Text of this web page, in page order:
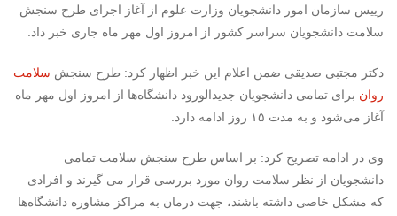
رییس سازمان امور دانشجویان وزارت علوم از آغاز اجرای طرح سنجش
سلامت دانشجویان سراسر کشور از امروز اول مهر ماه جاری خبر داد.
دکتر مجتبی صدیقی ضمن اعلام این خبر اظهار کرد: طرح سنجش سلامت
روان برای تمامی دانشجویان جدیدالورود دانشگاه‌ها از امروز اول مهر ماه
آغاز می‌شود و به مدت ۱۵ روز ادامه دارد.
وی در ادامه تصریح کرد: بر اساس طرح سنجش سلامت تمامی
دانشجویان از نظر سلامت روان مورد بررسی قرار می گیرند و افرادی
که مشکل خاصی داشته باشند، جهت درمان به مراکز مشاوره دانشگاه‌ها